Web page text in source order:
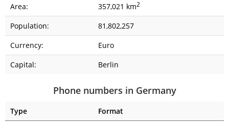
Area:
357,021 km2
Population:
81,802,257
Currency:
Euro
Capital:
Berlin
Phone numbers in Germany
Type
Format